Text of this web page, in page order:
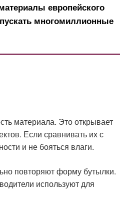
европейского
многомиллионные
материала. Это открывает
Если сравнивать их с
и не бояться влаги.
повторяют форму бутылки.
используют для